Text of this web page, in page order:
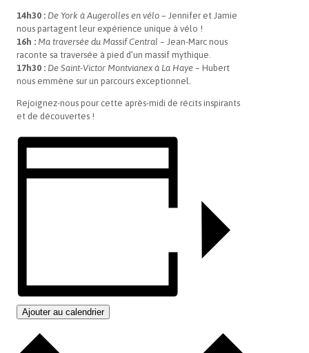
14h30 : De York à Augerolles en vélo – Jennifer et Jamie
nous partagent leur expérience unique à vélo !
16h : Ma traversée du Massif Central – Jean-Marc nous
raconte sa traversée à pied d’un massif mythique.
17h30 : De Saint-Victor Montvianex à La Haye – Hubert
nous emmène sur un parcours exceptionnel.
Rejoignez-nous pour cette après-midi de récits inspirants
et de découvertes !
Ajouter au calendrier